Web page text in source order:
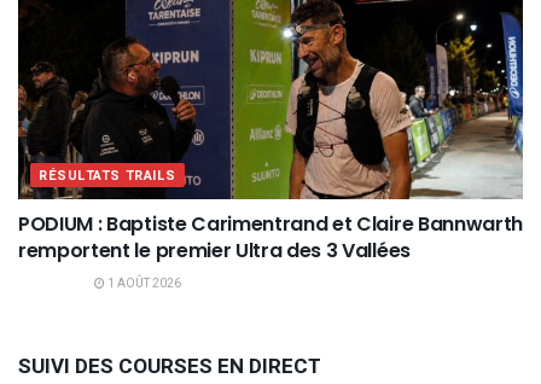
RÉSULTATS TRAILS
PODIUM : Baptiste Carimentrand et Claire Bannwarth
remportent le premier Ultra des 3 Vallées
1 AOÛT 2026
SUIVI DES COURSES EN DIRECT